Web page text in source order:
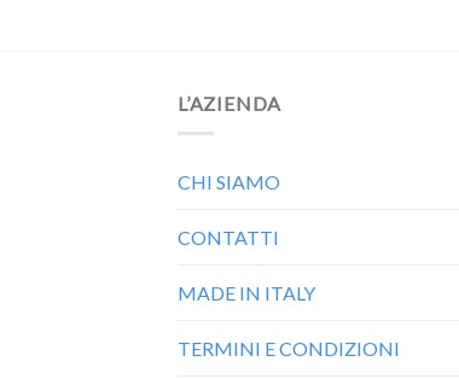
L’AZIENDA
CHI SIAMO
CONTATTI
MADE IN ITALY
TERMINI E CONDIZIONI